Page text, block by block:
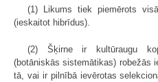
(1) Likums tiek piemērots
(ieskaitot hibrīdus).
(2) Šķirne ir kultūraugu
(botāniskās sistemātikas) robežās
tā, vai ir pilnībā ievērotas